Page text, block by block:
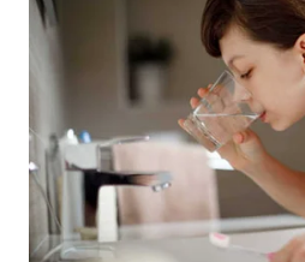
TEBING
PAKPAK
WN
KARAWANG